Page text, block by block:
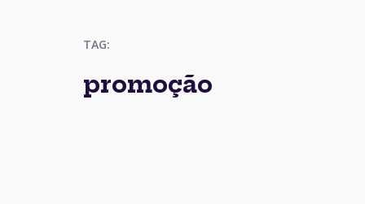
TAG:
promoção